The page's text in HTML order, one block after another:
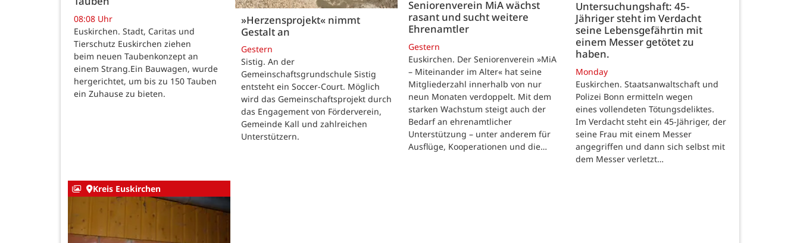
08:08 Uhr
Euskirchen. Stadt, Caritas und
Tierschutz Euskirchen ziehen
beim neuen Taubenkonzept an
einem Strang.Ein Bauwagen, wurde
hergerichtet, um bis zu 150 Tauben
ein Zuhause zu bieten.
»Herzensprojekt« nimmt
Gestalt an
Gestern
Sistig. An der
Gemeinschaftsgrundschule Sistig
entsteht ein Soccer-Court. Möglich
wird das Gemeinschaftsprojekt durch
das Engagement von Förderverein,
Gemeinde Kall und zahlreichen
Unterstützern.
Seniorenverein MiA wächst
rasant und sucht weitere
Ehrenamtler
Gestern
Euskirchen. Der Seniorenverein »MiA
– Miteinander im Alter« hat seine
Mitgliederzahl innerhalb von nur
neun Monaten verdoppelt. Mit dem
starken Wachstum steigt auch der
Bedarf an ehrenamtlicher
Unterstützung – unter anderem für
Ausflüge, Kooperationen und die…
Untersuchungshaft: 45-
Jähriger steht im Verdacht
seine Lebensgefährtin mit
einem Messer getötet zu
haben.
Monday
Euskirchen. Staatsanwaltschaft und
Polizei Bonn ermitteln wegen
eines vollendeten Tötungsdeliktes.
Im Verdacht steht ein 45-Jähriger, der
seine Frau mit einem Messer
angegriffen und dann sich selbst mit
dem Messer verletzt…
Kreis Euskirchen